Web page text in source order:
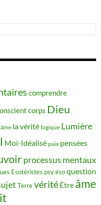
comprendre
corps Dieu
la vérité logique Lumière
Moi-Idéalisé paix pensées
processus mentaux
Esotéristes psy ésoquestion
Terrevérité Être âme